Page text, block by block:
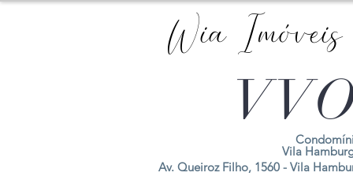
Wia Imóveis
Vila
Av. Queiroz Filho, 1560 - Vila